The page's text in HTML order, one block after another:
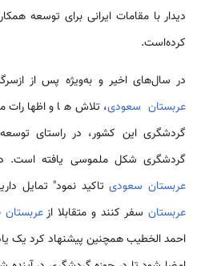
دیدار با مقامات ایرانی برای توسعه
کرده‌است.
در سال‌های اخیر و به‌ویژه پس از
عربستان سعودی، تلاش‌ها و اظهارات
گردشگری این کشور، در راستای
گردشگری شکل ملموسی یافته است. در سال 1402،
عربستان سعودیتاکید نمود" تمایل
عربستانسفر کنند و متقابلا ازعربستان
احمد الخطیب همچنین پیشنهاد کرد یک